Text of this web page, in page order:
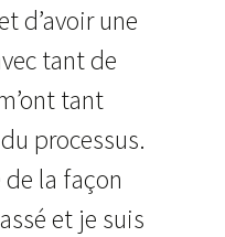
d’avoir une
tant de
tant
processus.
la façon
et je suis